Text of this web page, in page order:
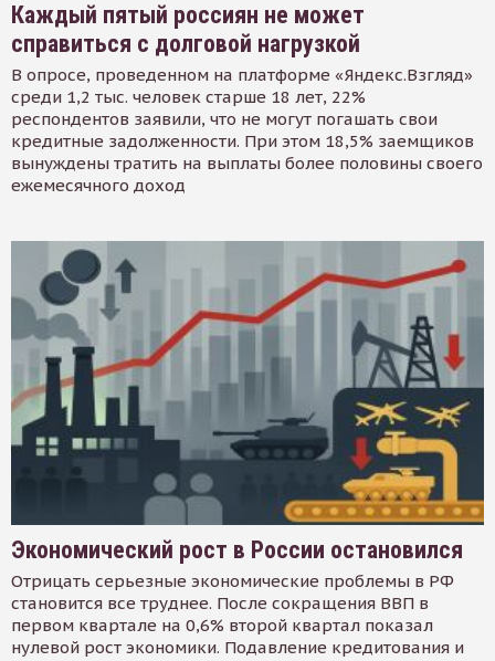
Каждый пятый россиян не может
справиться с долговой нагрузкой
В опросе, проведенном на платформе «Яндекс.Взгляд»
среди 1,2 тыс. человек старше 18 лет, 22%
респондентов заявили, что не могут погашать свои
кредитные задолженности. При этом 18,5% заемщиков
вынуждены тратить на выплаты более половины своего
ежемесячного доход
Экономический рост в России остановился
Отрицать серьезные экономические проблемы в РФ
становится все труднее. После сокращения ВВП в
первом квартале на 0,6% второй квартал показал
нулевой рост экономики. Подавление кредитования и